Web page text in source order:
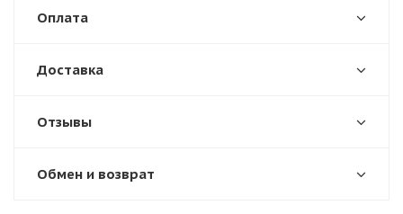
Оплата
Доставка
Отзывы
Обмен и возврат